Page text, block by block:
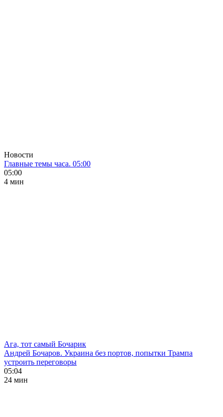
Новости
Главные темы часа. 05:00
05:00
4 мин
Ага, тот самый Бочарик
Андрей Бочаров. Украина без портов, попытки Трампа
устроить переговоры
05:04
24 мин